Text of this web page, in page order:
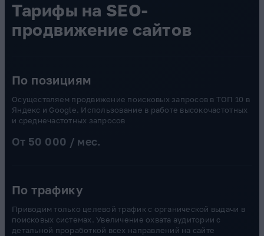
Тарифы на SEO-
продвижение сайтов
По позициям
Осуществляем продвижение поисковых запросов в ТОП 10 в
Яндекс и Google. Использование в работе высокочастотных
и среднечастотных запросов
От 50 000 / мес.
По трафику
Приводим только целевой трафик с органической выдачи в
поисковых системах. Увеличение охвата аудитории с
детальной проработкой всех направлений на сайте